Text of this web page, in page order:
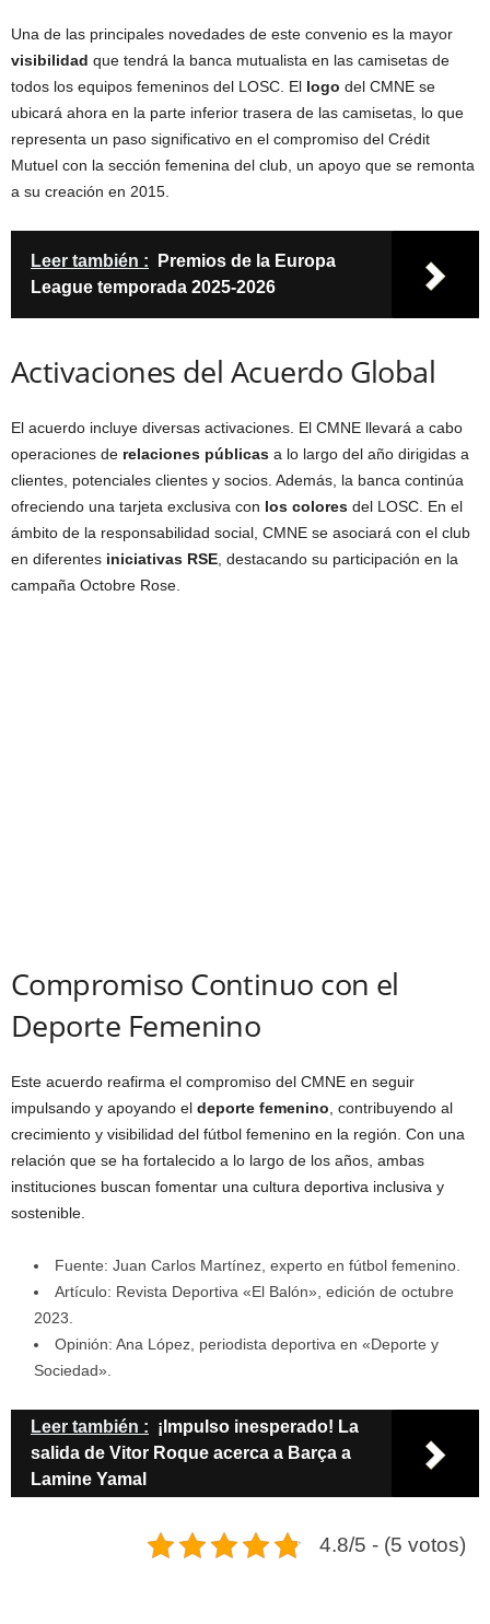
Una de las principales novedades de este convenio es la mayor
visibilidad que tendrá la banca mutualista en las camisetas de
todos los equipos femeninos del LOSC. El logo del CMNE se
ubicará ahora en la parte inferior trasera de las camisetas, lo que
representa un paso significativo en el compromiso del Crédit
Mutuel con la sección femenina del club, un apoyo que se remonta
a su creación en 2015.
Leer también :
Premios de la Europa
League temporada 2025-2026
Activaciones del Acuerdo Global
El acuerdo incluye diversas activaciones. El CMNE llevará a cabo
operaciones de relaciones públicas a lo largo del año dirigidas a
clientes, potenciales clientes y socios. Además, la banca continúa
ofreciendo una tarjeta exclusiva con los colores del LOSC. En el
ámbito de la responsabilidad social, CMNE se asociará con el club
en diferentes iniciativas RSE, destacando su participación en la
campaña Octobre Rose.
Compromiso Continuo con el
Deporte Femenino
Este acuerdo reafirma el compromiso del CMNE en seguir
impulsando y apoyando el deporte femenino, contribuyendo al
crecimiento y visibilidad del fútbol femenino en la región. Con una
relación que se ha fortalecido a lo largo de los años, ambas
instituciones buscan fomentar una cultura deportiva inclusiva y
sostenible.
Fuente: Juan Carlos Martínez, experto en fútbol femenino.
Artículo: Revista Deportiva «El Balón», edición de octubre
2023.
Opinión: Ana López, periodista deportiva en «Deporte y
Sociedad».
Leer también : ¡Impulso inesperado! La
salida de Vitor Roque acerca a Barça a
Lamine Yamal
4.8/5 - (5 votos)